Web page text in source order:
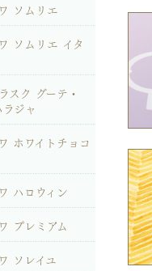
ソムリエ
ソムリエ イタ
スク グーテ・
ジャ
ホワイトチョコ
ハロウィン
プレミアム
ソレイユ